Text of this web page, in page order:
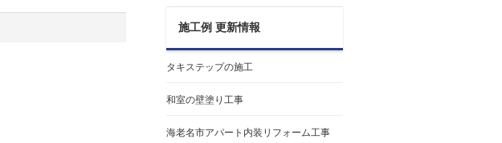
施工例 更新情報
タキステップの施工
和室の壁塗り工事
海老名市アパート内装リフォーム工事